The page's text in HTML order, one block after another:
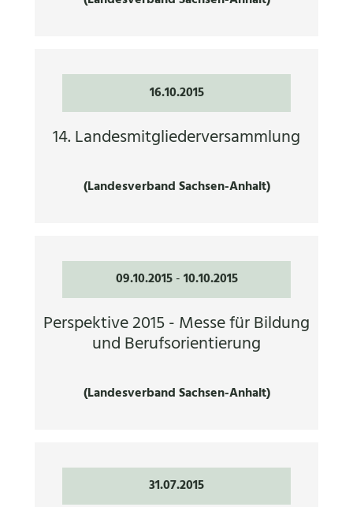
16.10.2015
14. Landesmitgliederversammlung
(Landesverband Sachsen-Anhalt)
09.10.2015 -10.10.2015
Perspektive 2015 - Messe für Bildung
und Berufsorientierung
(Landesverband Sachsen-Anhalt)
31.07.2015